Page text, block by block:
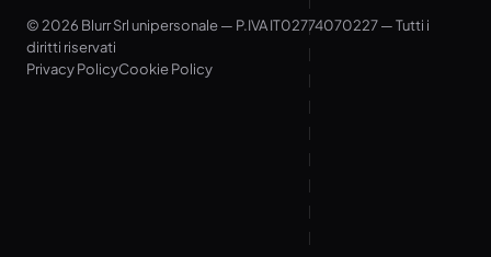
© 2026 Blurr Srl unipersonale — P.IVA IT02774070227 — Tutti i
diritti riservati
Privacy PolicyCookie Policy